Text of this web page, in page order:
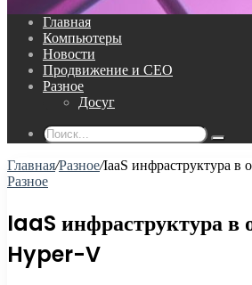
Главная
Компьютеры
Новости
Продвижение и СЕО
Разное
Досуг
Главная/Разное/IaaS инфраструктура в
Разное
IaaS инфраструктура в
Hyper-V